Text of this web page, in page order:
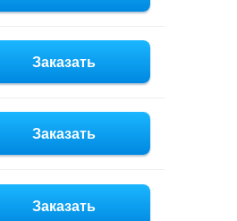
Заказать
Заказать
Заказать